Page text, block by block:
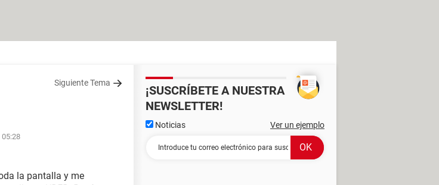
Siguiente Tema
la pantalla y me
¡SUSCRÍBETE A NUESTRA
NEWSLETTER!
Noticias Ver un ejemplo